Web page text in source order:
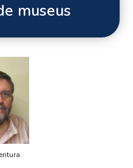
museus